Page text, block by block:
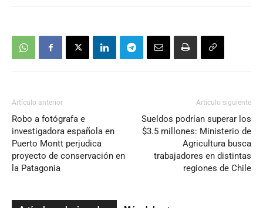
Artículo anterior
Robo a fotógrafa e
investigadora española en
Puerto Montt perjudica
proyecto de conservación en
la Patagonia
Artículo siguiente
Sueldos podrían superar los
$3.5 millones: Ministerio de
Agricultura busca
trabajadores en distintas
regiones de Chile